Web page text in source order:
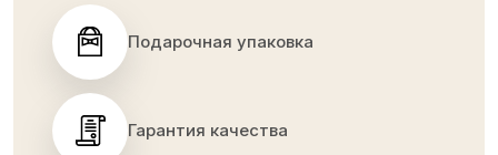
Подарочная упаковка
Гарантия качества